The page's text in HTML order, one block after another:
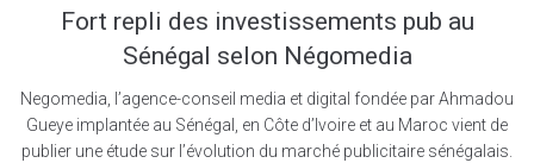
Fort repli des investissements pub au
Sénégal selon Négomedia
Negomedia, l’agence-conseil media et digital fondée par Ahmadou
Gueye implantée au Sénégal, en Côte d’Ivoire et au Maroc vient de
publier une étude sur l’évolution du marché publicitaire sénégalais.